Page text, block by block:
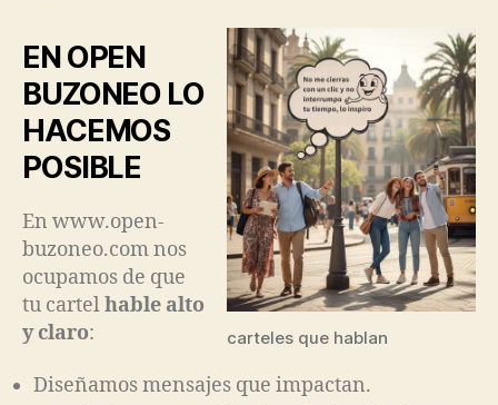
carteles que hablan
EN OPEN
BUZONEO LO
HACEMOS
POSIBLE
En www.open-
buzoneo.com nos
ocupamos de que
tu cartelhable alto
y claro:
Diseñamos mensajes que impactan.